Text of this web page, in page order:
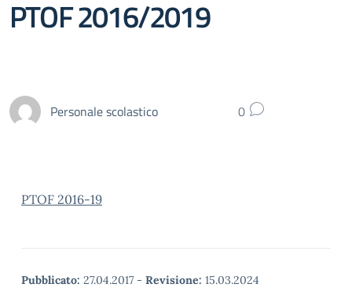
PTOF 2016/2019
Personale scolastico 0
PTOF 2016-19
Pubblicato: 27.04.2017 - Revisione: 15.03.2024